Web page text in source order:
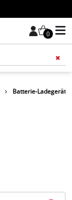
0
Batterie-Ladegerät